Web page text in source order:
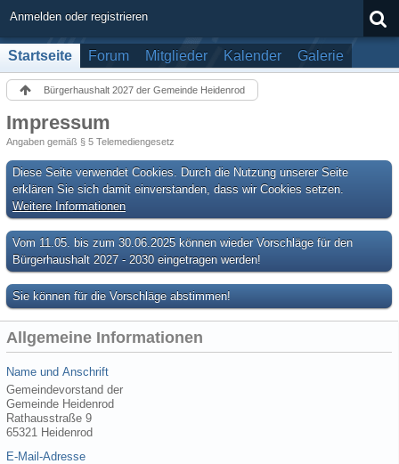
Anmelden oder registrieren
Startseite Forum Mitglieder Kalender Galerie
Bürgerhaushalt 2027 der Gemeinde Heidenrod
Impressum
Angaben gemäß § 5 Telemediengesetz
Diese Seite verwendet Cookies. Durch die Nutzung unserer Seite
erklären Sie sich damit einverstanden, dass wir Cookies setzen.
Weitere Informationen
Vom 11.05. bis zum 30.06.2025 können wieder Vorschläge für den
Bürgerhaushalt 2027 - 2030 eingetragen werden!
Sie können für die Vorschläge abstimmen!
Allgemeine Informationen
Name und Anschrift
Gemeindevorstand der
Gemeinde Heidenrod
Rathausstraße 9
65321 Heidenrod
E-Mail-Adresse